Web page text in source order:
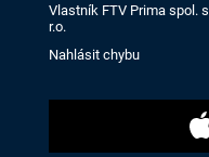
Vlastník FTV Prima spol. s
r.o.
Nahlásit chybu